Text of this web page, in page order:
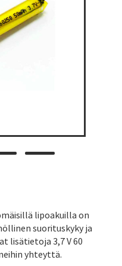
lipoakuilla on
suorituskyky ja
lisätietoja 3,7 V 60
yhteyttä.